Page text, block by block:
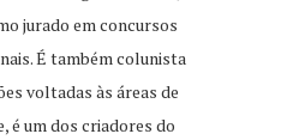
jurado em concursos
É também colunista
voltadas às áreas de
é um dos criadores do